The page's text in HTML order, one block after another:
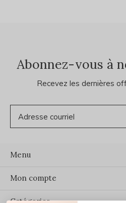
Abonnez-vous à
Recevez les dernières
Menu
Mon compte